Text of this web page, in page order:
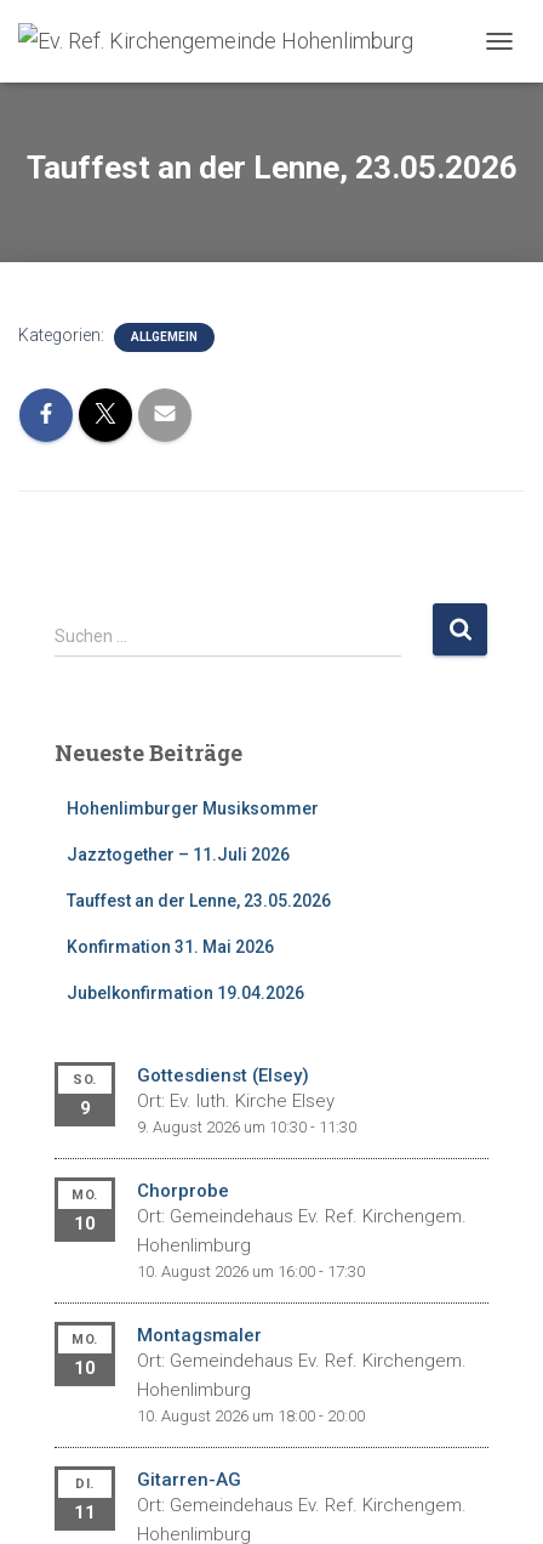
Tauffest an der Lenne, 23.05.2026
Kategorien: ALLGEMEIN
S
u
n
Suchen …
Neueste Beiträge
Hohenlimburger Musiksommer
Jazztogether – 11.Juli 2026
Tauffest an der Lenne, 23.05.2026
Konfirmation 31. Mai 2026
Jubelkonfirmation 19.04.2026
SO.
9
Gottesdienst (Elsey)
Ort: Ev. luth. Kirche Elsey
9. August 2026 um 10:30 - 11:30
MO.
10
Chorprobe
Ort: Gemeindehaus Ev. Ref. Kirchengem.
Hohenlimburg
10. August 2026 um 16:00 - 17:30
MO.
10
Montagsmaler
Ort: Gemeindehaus Ev. Ref. Kirchengem.
Hohenlimburg
10. August 2026 um 18:00 - 20:00
DI.
11
Gitarren-AG
Ort: Gemeindehaus Ev. Ref. Kirchengem.
Hohenlimburg